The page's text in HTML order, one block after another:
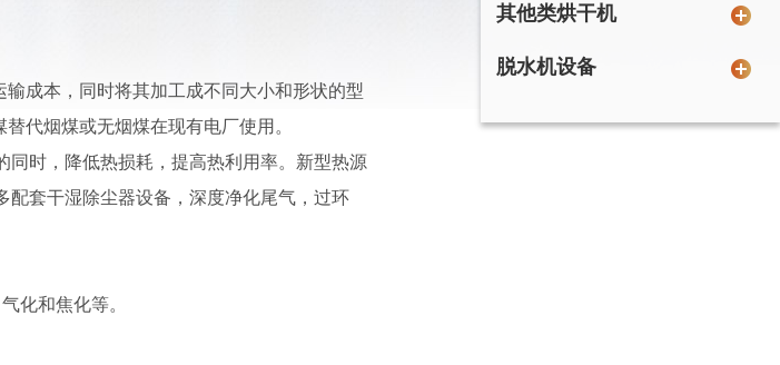
成本，同时将其加工成不同大小和形状的型
代烟煤或无烟煤在现有电厂使用。
时，降低热损耗，提高热利用率。新型热源
配套干湿除尘器设备，深度净化尾气，过环
化和焦化等。
白酒糟烘干机
薯渣烘干机
其他类烘干机
石油焦烘干机
脱水机设备
药渣脱水机